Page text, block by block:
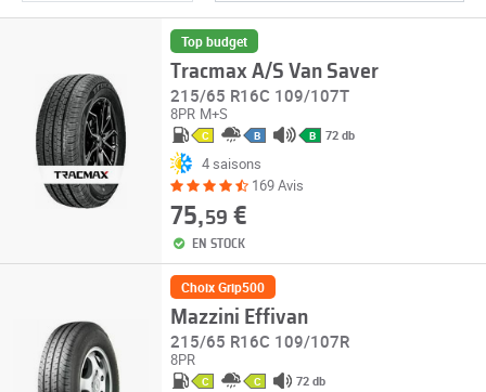
Top budget
Tracmax A/S Van Saver
215/65 R16C 109/107T
8PR M+S
C B B 72 db
4 saisons
169 Avis
75,59 €
EN STOCK
Choix Grip500
Mazzini Effivan
215/65 R16C 109/107R
8PR
C C 72 db